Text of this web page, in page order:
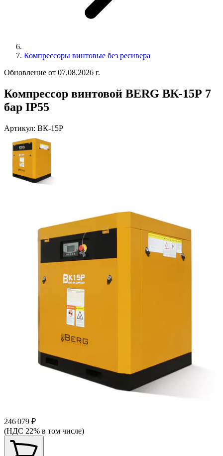
Компрессоры винтовые без ресивера
Обновление от 07.08.2026 г.
Компрессор винтовой BERG ВК-15Р 7
бар IP55
Артикул: ВК-15Р
246 079 ₽
(НДС 22% в том числе)